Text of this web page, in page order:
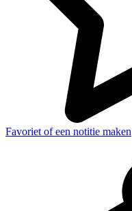
Favoriet of een notitie maken